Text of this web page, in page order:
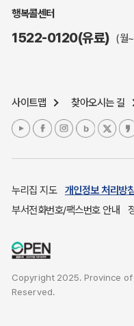
업무추진비 공개
주민참여예산제도
여성복지
장애인 복지시책
귀농귀촌종합지원센
부동산중개보수 안내
행복콜센터
1522-0120(유료) (월
사이트맵 찾아오시는 길
누리집 지도 개인정보 처리방
부서전화번호/팩스번호 안내
Copyright 2025. Province
Reserved.